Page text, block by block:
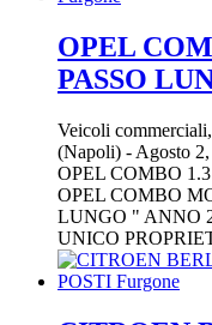
OPEL
PASSO
Veicoli
(Napoli) - Agosto
OPEL COMBO
OPEL COMBO
LUNGO " ANNO
UNICO